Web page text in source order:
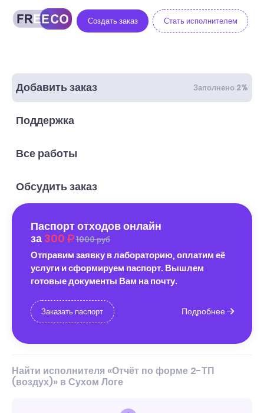
Создать заказ Стать исполнителем
Добавить заказ Заполнено 2%
Поддержка
Все работы
Обсудить заказ
Паспорт отходов онлайн
за 300 1000 руб
Отправим заявку в лабораторию, оплатим её
услуги и сформируем паспорт. Вышлем
готовые документы Вам на почту.
Заказать паспорт Подробнее
Найти исполнителя «Отчёт по форме 2-ТП
(воздух)» в Сухом Логе